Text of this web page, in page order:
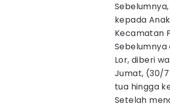
kepada
Kecamatan
Lor, diberi
Jumat, (30/
tua hingga
Setelah